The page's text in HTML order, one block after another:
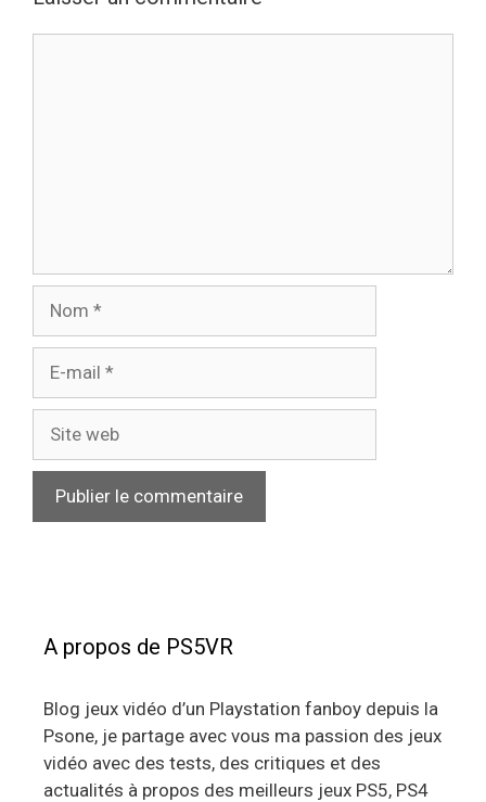
mail
web
A propos de PS5VR
Blog jeux vidéo d’un Playstation fanboy depuis la
Psone, je partage avec vous ma passion des jeux
vidéo avec des tests, des critiques et des
actualités à propos des meilleurs jeux PS5, PS4